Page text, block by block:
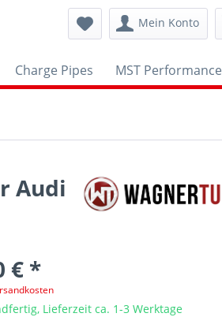
Mein Konto
Charge Pipes MST Performance
Audi
€ *
Lieferzeit ca. 1-3 Werktage